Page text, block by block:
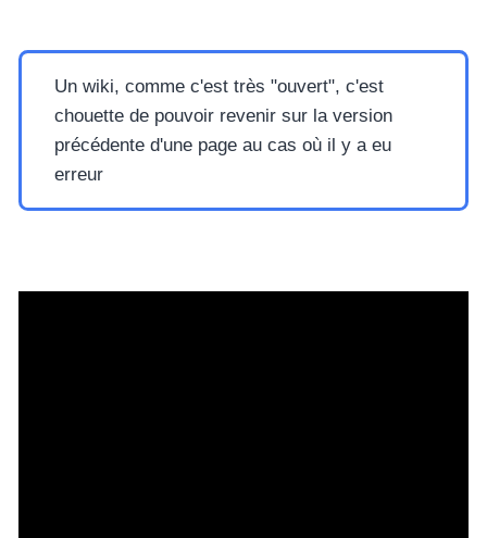
Un wiki, comme c'est très "ouvert", c'est
chouette de pouvoir revenir sur la version
précédente d'une page au cas où il y a eu
erreur